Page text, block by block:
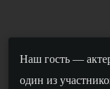
Наш гость —
один из